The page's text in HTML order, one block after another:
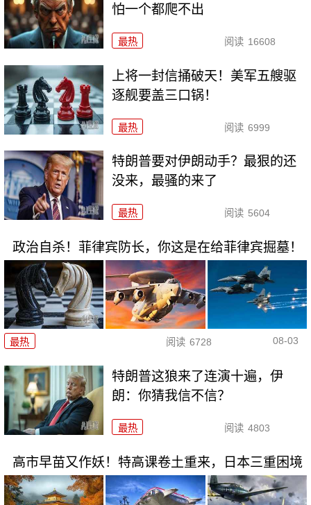
怕一个都爬不出
最热 阅读 16608
上将一封信捅破天！美军五艘驱
逐舰要盖三口锅！
最热 阅读 6999
特朗普要对伊朗动手？最狠的还
没来，最骚的来了
最热 阅读 5604
政治自杀！菲律宾防长，你这是在给菲律宾掘墓！
最热 阅读 6728 08-03
特朗普这狼来了连演十遍，伊
朗：你猜我信不信？
最热 阅读 4803
高市早苗又作妖！特高课卷土重来，日本三重困境